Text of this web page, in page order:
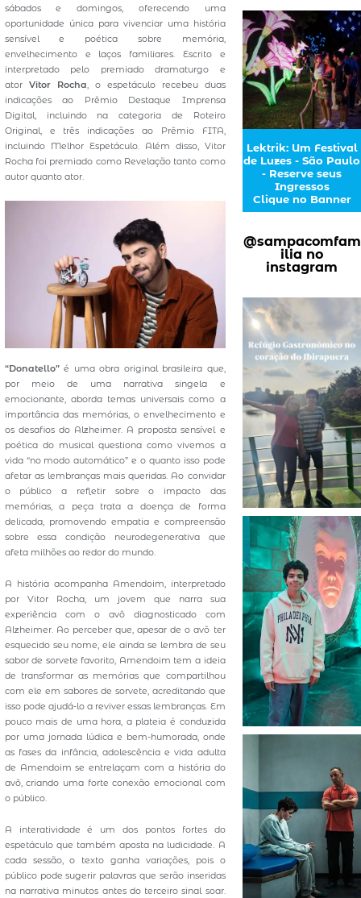
sábados e domingos, oferecendo uma
oportunidade única para vivenciar uma história
sensível e poética sobre memória,
envelhecimento e laços familiares. Escrito e
interpretado pelo premiado dramaturgo e
ator Vitor Rocha, o espetáculo recebeu duas
indicações ao Prêmio Destaque Imprensa
Digital, incluindo na categoria de Roteiro
Original, e três indicações ao Prêmio FITA,
incluindo Melhor Espetáculo. Além disso, Vitor
Rocha foi premiado como Revelação tanto como
autor quanto ator.
“Donatello”é uma obra original brasileira que,
por meio de uma narrativa singela e
emocionante, aborda temas universais como a
importância das memórias, o envelhecimento e
os desafios do Alzheimer. A proposta sensível e
poética do musical questiona como vivemos a
vida “no modo automático” e o quanto isso pode
afetar as lembranças mais queridas. Ao convidar
o público a refletir sobre o impacto das
memórias, a peça trata a doença de forma
delicada, promovendo empatia e compreensão
sobre essa condição neurodegenerativa que
afeta milhões ao redor do mundo.
A história acompanha Amendoim, interpretado
por Vitor Rocha, um jovem que narra sua
experiência com o avô diagnosticado com
Alzheimer. Ao perceber que, apesar de o avô ter
esquecido seu nome, ele ainda se lembra de seu
sabor de sorvete favorito, Amendoim tem a ideia
de transformar as memórias que compartilhou
com ele em sabores de sorvete, acreditando que
isso pode ajudá-lo a reviver essas lembranças. Em
pouco mais de uma hora, a plateia é conduzida
por uma jornada lúdica e bem-humorada, onde
as fases da infância, adolescência e vida adulta
de Amendoim se entrelaçam com a história do
avô, criando uma forte conexão emocional com
o público.
A interatividade é um dos pontos fortes do
espetáculo que também aposta na ludicidade. A
cada sessão, o texto ganha variações, pois o
público pode sugerir palavras que serão inseridas
na narrativa minutos antes do terceiro sinal soar.
Lektrik: Um Festival
de Luzes - São Paulo
- Reserve seus
Ingressos
Clique no Banner
@sampacomfam
ilia no
instagram